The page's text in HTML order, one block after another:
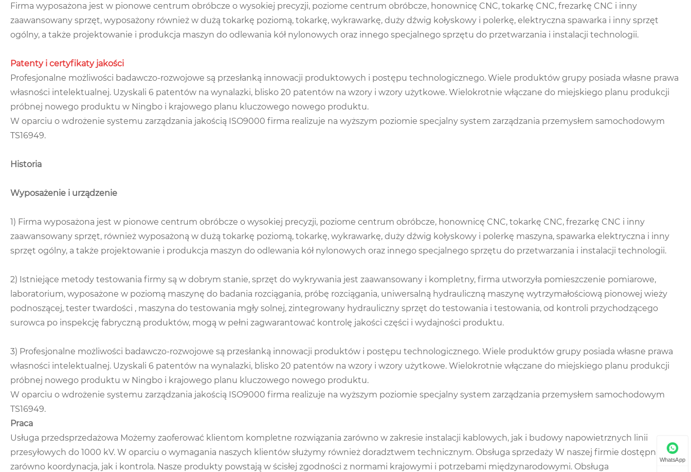
Firma wyposażona jest w pionowe centrum obróbcze o wysokiej precyzji, poziome centrum obróbcze, honownicę CNC, tokarkę CNC, frezarkę CNC i inny
zaawansowany sprzęt, wyposażony również w dużą tokarkę poziomą, tokarkę, wykrawarkę, duży dźwig kołyskowy i polerkę, elektryczna spawarka i inny sprzęt
ogólny, a także projektowanie i produkcja maszyn do odlewania kół nylonowych oraz innego specjalnego sprzętu do przetwarzania i instalacji technologii.
Patenty i certyfikaty jakości
Profesjonalne możliwości badawczo-rozwojowe są przesłanką innowacji produktowych i postępu technologicznego. Wiele produktów grupy posiada własne prawa
własności intelektualnej. Uzyskali 6 patentów na wynalazki, blisko 20 patentów na wzory i wzory użytkowe. Wielokrotnie włączane do miejskiego planu produkcji
próbnej nowego produktu w Ningbo i krajowego planu kluczowego nowego produktu.
W oparciu o wdrożenie systemu zarządzania jakością ISO9000 firma realizuje na wyższym poziomie specjalny system zarządzania przemysłem samochodowym
TS16949.
Historia
Wyposażenie i urządzenie
1) Firma wyposażona jest w pionowe centrum obróbcze o wysokiej precyzji, poziome centrum obróbcze, honownicę CNC, tokarkę CNC, frezarkę CNC i inny
zaawansowany sprzęt, również wyposażoną w dużą tokarkę poziomą, tokarkę, wykrawarkę, duży dźwig kołyskowy i polerkę maszyna, spawarka elektryczna i inny
sprzęt ogólny, a także projektowanie i produkcja maszyn do odlewania kół nylonowych oraz innego specjalnego sprzętu do przetwarzania i instalacji technologii.
2) Istniejące metody testowania firmy są w dobrym stanie, sprzęt do wykrywania jest zaawansowany i kompletny, firma utworzyła pomieszczenie pomiarowe,
laboratorium, wyposażone w poziomą maszynę do badania rozciągania, próbę rozciągania, uniwersalną hydrauliczną maszynę wytrzymałościową pionowej wieży
podnoszącej, tester twardości , maszyna do testowania mgły solnej, zintegrowany hydrauliczny sprzęt do testowania i testowania, od kontroli przychodzącego
surowca po inspekcję fabryczną produktów, mogą w pełni zagwarantować kontrolę jakości części i wydajności produktu.
3) Profesjonalne możliwości badawczo-rozwojowe są przesłanką innowacji produktów i postępu technologicznego. Wiele produktów grupy posiada własne prawa
własności intelektualnej. Uzyskali 6 patentów na wynalazki, blisko 20 patentów na wzory i wzory użytkowe. Wielokrotnie włączane do miejskiego planu produkcji
próbnej nowego produktu w Ningbo i krajowego planu kluczowego nowego produktu.
W oparciu o wdrożenie systemu zarządzania jakością ISO9000 firma realizuje na wyższym poziomie specjalny system zarządzania przemysłem samochodowym
TS16949.
Praca
Usługa przedsprzedażowa Możemy zaoferować klientom kompletne rozwiązania zarówno w zakresie instalacji kablowych, jak i budowy napowietrznych linii
przesyłowych do 1000 kV. W oparciu o wymagania naszych klientów służymy również doradztwem technicznym. Obsługa sprzedaży W naszej firmie dostępna jest
zarówno koordynacja, jak i kontrola. Nasze produkty powstają w ścisłej zgodności z normami krajowymi i potrzebami międzynarodowymi. Obsługa
WhatsApp